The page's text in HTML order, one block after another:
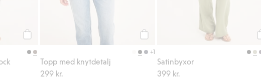
+1
Topp med knytdetalj
299 kr.
Satinbyxor
399 kr.